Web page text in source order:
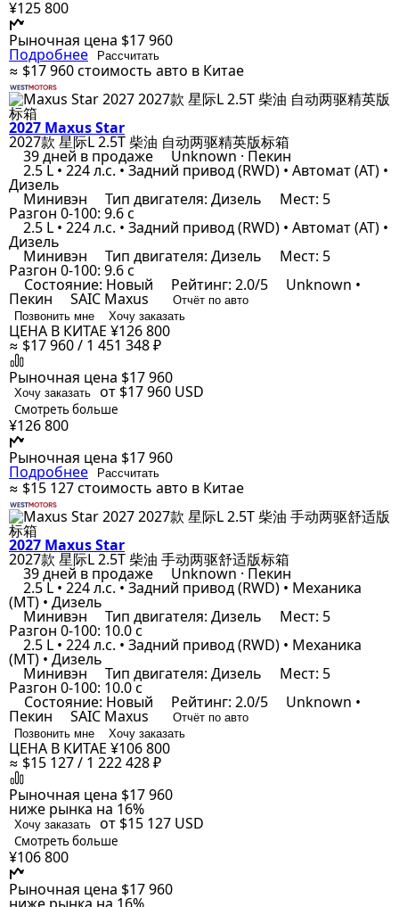
¥125 800
Рыночная цена $17 960
Подробнее Рассчитать
≈ $17 960стоимость авто в Китае
2027 Maxus Star
2027款 星际L 2.5T 柴油 自动两驱精英版标箱
39 дней в продаже Unknown · Пекин
2.5 L • 224 л.с. • Задний привод (RWD) • Автомат (AT) •
Дизель
Минивэн Тип двигателя: Дизель Мест: 5
Разгон 0-100: 9.6 с
2.5 L • 224 л.с. • Задний привод (RWD) • Автомат (AT) •
Дизель
Минивэн Тип двигателя: Дизель Мест: 5
Разгон 0-100: 9.6 с
Состояние: Новый Рейтинг: 2.0/5 Unknown •
Пекин SAIC Maxus
Отчёт по авто
Позвонить мне
Хочу заказать
ЦЕНА В КИТАЕ ¥126 800
≈ $17 960 / 1 451 348 ₽
Рыночная цена $17 960
Хочу заказать от $17 960 USD
Смотреть больше
¥126 800
Рыночная цена $17 960
Подробнее Рассчитать
≈ $15 127стоимость авто в Китае
2027 Maxus Star
2027款 星际L 2.5T 柴油 手动两驱舒适版标箱
39 дней в продаже Unknown · Пекин
2.5 L • 224 л.с. • Задний привод (RWD) • Механика
(MT) • Дизель
Минивэн Тип двигателя: Дизель Мест: 5
Разгон 0-100: 10.0 с
2.5 L • 224 л.с. • Задний привод (RWD) • Механика
(MT) • Дизель
Минивэн Тип двигателя: Дизель Мест: 5
Разгон 0-100: 10.0 с
Состояние: Новый Рейтинг: 2.0/5 Unknown •
Пекин SAIC Maxus
Отчёт по авто
Позвонить мне
Хочу заказать
ЦЕНА В КИТАЕ ¥106 800
≈ $15 127 / 1 222 428 ₽
Рыночная цена $17 960
ниже рынка на 16%
Хочу заказать от $15 127 USD
Смотреть больше
¥106 800
Рыночная цена $17 960